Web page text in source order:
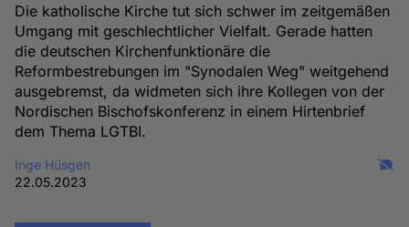
Die katholische Kirche tut sich schwer im zeitgemäßen
Umgang mit geschlechtlicher Vielfalt. Gerade hatten
die deutschen Kirchenfunktionäre die
Reformbestrebungen im "Synodalen Weg" weitgehend
ausgebremst, da widmeten sich ihre Kollegen von der
Nordischen Bischofskonferenz in einem Hirtenbrief
dem Thema LGTBI.
Inge Hüsgen
22.05.2023